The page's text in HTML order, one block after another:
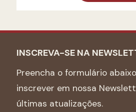
INSCREVA-SE NA
Preencha o formulário
inscrever em nossa
últimas atualizações.